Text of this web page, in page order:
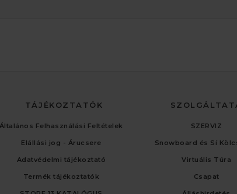
TÁJÉKOZTATÓK
Általános Felhasználási Feltételek
Elállási jog - Árucsere
Adatvédelmi tájékoztató
Termék tájékoztatók
SZERVIZ
Snowboard és Sí
Virtuális Túra
Csapat